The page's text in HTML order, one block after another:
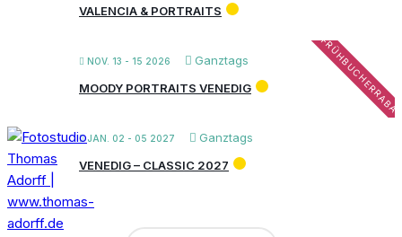
VALENCIA & PORTRAITS
NOV. 13 - 15 2026 Ganztags
MOODY PORTRAITS VENEDIG
JAN. 02 - 05 2027
Ganztags
VENEDIG – CLASSIC 2027